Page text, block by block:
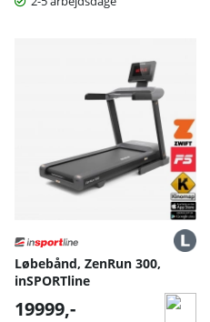
Løbebånd, ZenRun 300,
inSPORTline
19999,-